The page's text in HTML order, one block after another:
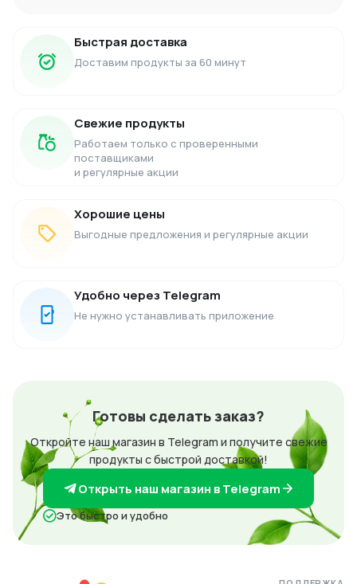
Быстрая доставка
Доставим продукты за 60 минут
Свежие продукты
Работаем только с проверенными
поставщиками
и регулярные акции
Хорошие цены
Выгодные предложения и регулярные акции
Удобно через Telegram
Не нужно устанавливать приложение
Готовы сделать заказ?
Откройте наш магазин в Telegram и получите свежие
продукты с быстрой доставкой!
Открыть наш магазин в Telegram
Это быстро и удобно